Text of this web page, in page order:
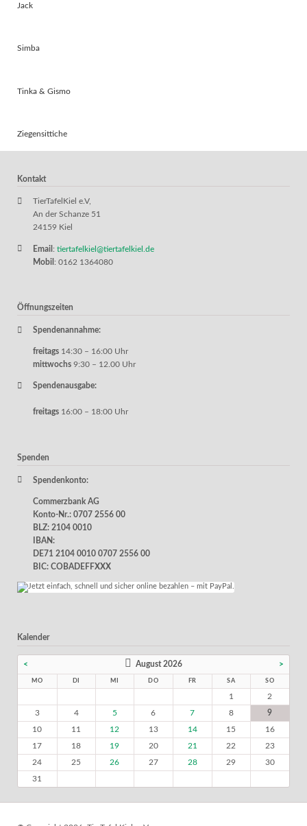
Jack
Simba
Tinka & Gismo
Ziegensittiche
Kontakt
TierTafelKiel e.V,
An der Schanze 51
24159 Kiel
Email : tiertafelkiel@tiertafelkiel.de
Mobil : 0162 1364080
Öffnungszeiten
Spendenannahme:
freitags 14:30 – 16:00 Uhr
mittwochs 9:30 – 12.00 Uhr
Spendenausgabe:
freitags 16:00 – 18:00 Uhr
Spenden
Spendenkonto:
Commerzbank AG
Konto-Nr.: 0707 2556 00
BLZ: 2104 0010
IBAN:
DE71 2104 0010 0707 2556 00
BIC: COBADEFFXXX
Kalender
< August 2026 >
MO DI MI DO FR SA SO
1
2
3
4 5 6 7 8
9
10
11 12 13 14 15
16
17
18 19 20 21 22
23
24
25 26 27 28 29
30
31